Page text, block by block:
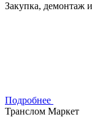
Закупка, демонтаж
Подробнее
Транслом Маркет